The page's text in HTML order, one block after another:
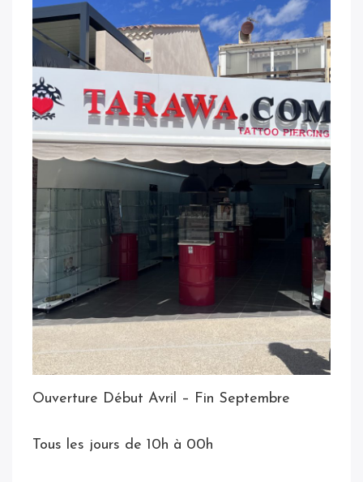
Ouverture Début Avril – Fin Septembre
Tous les jours de 10h à 00h